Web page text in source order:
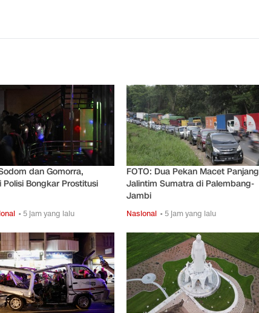
dan Gomorra,
Polisi Bongkar Prostitusi
• 5 jam yang lalu
FOTO: Dua Pekan Macet Panjang
Jalintim Sumatra di Palembang-
Jambi
Nasional • 5 jam yang lalu